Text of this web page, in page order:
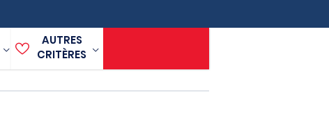
AUTRES
CRITÈRES